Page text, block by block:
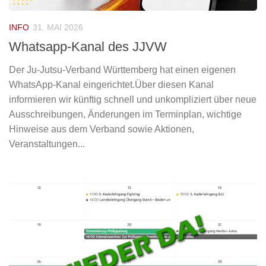
INFO 31. MAI 2026
Whatsapp-Kanal des JJVW
Der Ju-Jutsu-Verband Württemberg hat einen eigenen
WhatsApp-Kanal eingerichtet.Über diesen Kanal
informieren wir künftig schnell und unkompliziert über neue
Ausschreibungen, Änderungen im Terminplan, wichtige
Hinweise aus dem Verband sowie Aktionen,
Veranstaltungen...